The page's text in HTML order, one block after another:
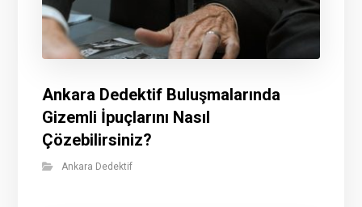
Ankara Dedektif Buluşmalarında
Gizemli İpuçlarını Nasıl
Çözebilirsiniz?
Ankara Dedektif